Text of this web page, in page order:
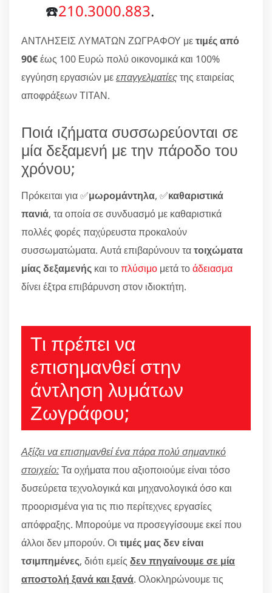
☎️210.3000.883.
ΑΝΤΛΗΣΕΙΣ ΛΥΜΑΤΩΝ ΖΩΓΡΑΦΟΥ μετιμές από
90€έως 100 Ευρώ πολύ οικονομικά και 100%
εγγύηση εργασιών μεεπαγγελματίεςτης εταιρείας
αποφράξεων ΤΙΤΑΝ.
Ποιά ιζήματα συσσωρεύονται σε
μία δεξαμενή με την πάροδο του
χρόνου;
Πρόκειται για ✅μωρομάντηλα, ✅καθαριστικά
πανιά, τα οποία σε συνδυασμό με καθαριστικά
πολλές φορές παχύρευστα προκαλούν
συσσωματώματα. Αυτά επιβαρύνουν τατοιχώματα
μίας δεξαμενής και τοπλύσιμο μετά τοάδειασμα
δίνει έξτρα επιβάρυνση στον ιδιοκτήτη.
Τι πρέπει να
επισημανθεί στην
άντληση λυμάτων
Ζωγράφου;
Αξίζει να επισημανθεί ένα πάρα πολύ σημαντικό
στοιχείο:Τα οχήματα που αξιοποιούμε είναι τόσο
δυσεύρετα τεχνολογικά και μηχανολογικά όσο και
προορισμένα για τις πιο περίτεχνες εργασίες
απόφραξης. Μπορούμε να προσεγγίσουμε εκεί που
άλλοι δεν μπορούν. Οι τιμές μας δεν είναι
τσιμπημένες, διότι εμείς δεν πηγαίνουμε σε μία
αποστολή ξανά και ξανά. Ολοκληρώνουμε τις